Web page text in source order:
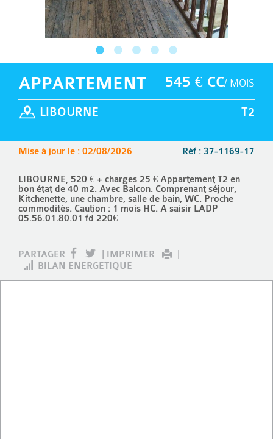
545 € CC/ MOIS
APPARTEMENT
T2
LIBOURNE
Réf : 37-1169-17
Mise à jour le : 02/08/2026
LIBOURNE, 520 € + charges 25 € Appartement T2 en
bon état de 40 m2. Avec Balcon. Comprenant séjour,
Kitchenette, une chambre, salle de bain, WC. Proche
commodités. Caution : 1 mois HC. A saisir LADP
05.56.01.80.01 fd 220€
PARTAGER IMPRIMER
BILAN ENERGETIQUE